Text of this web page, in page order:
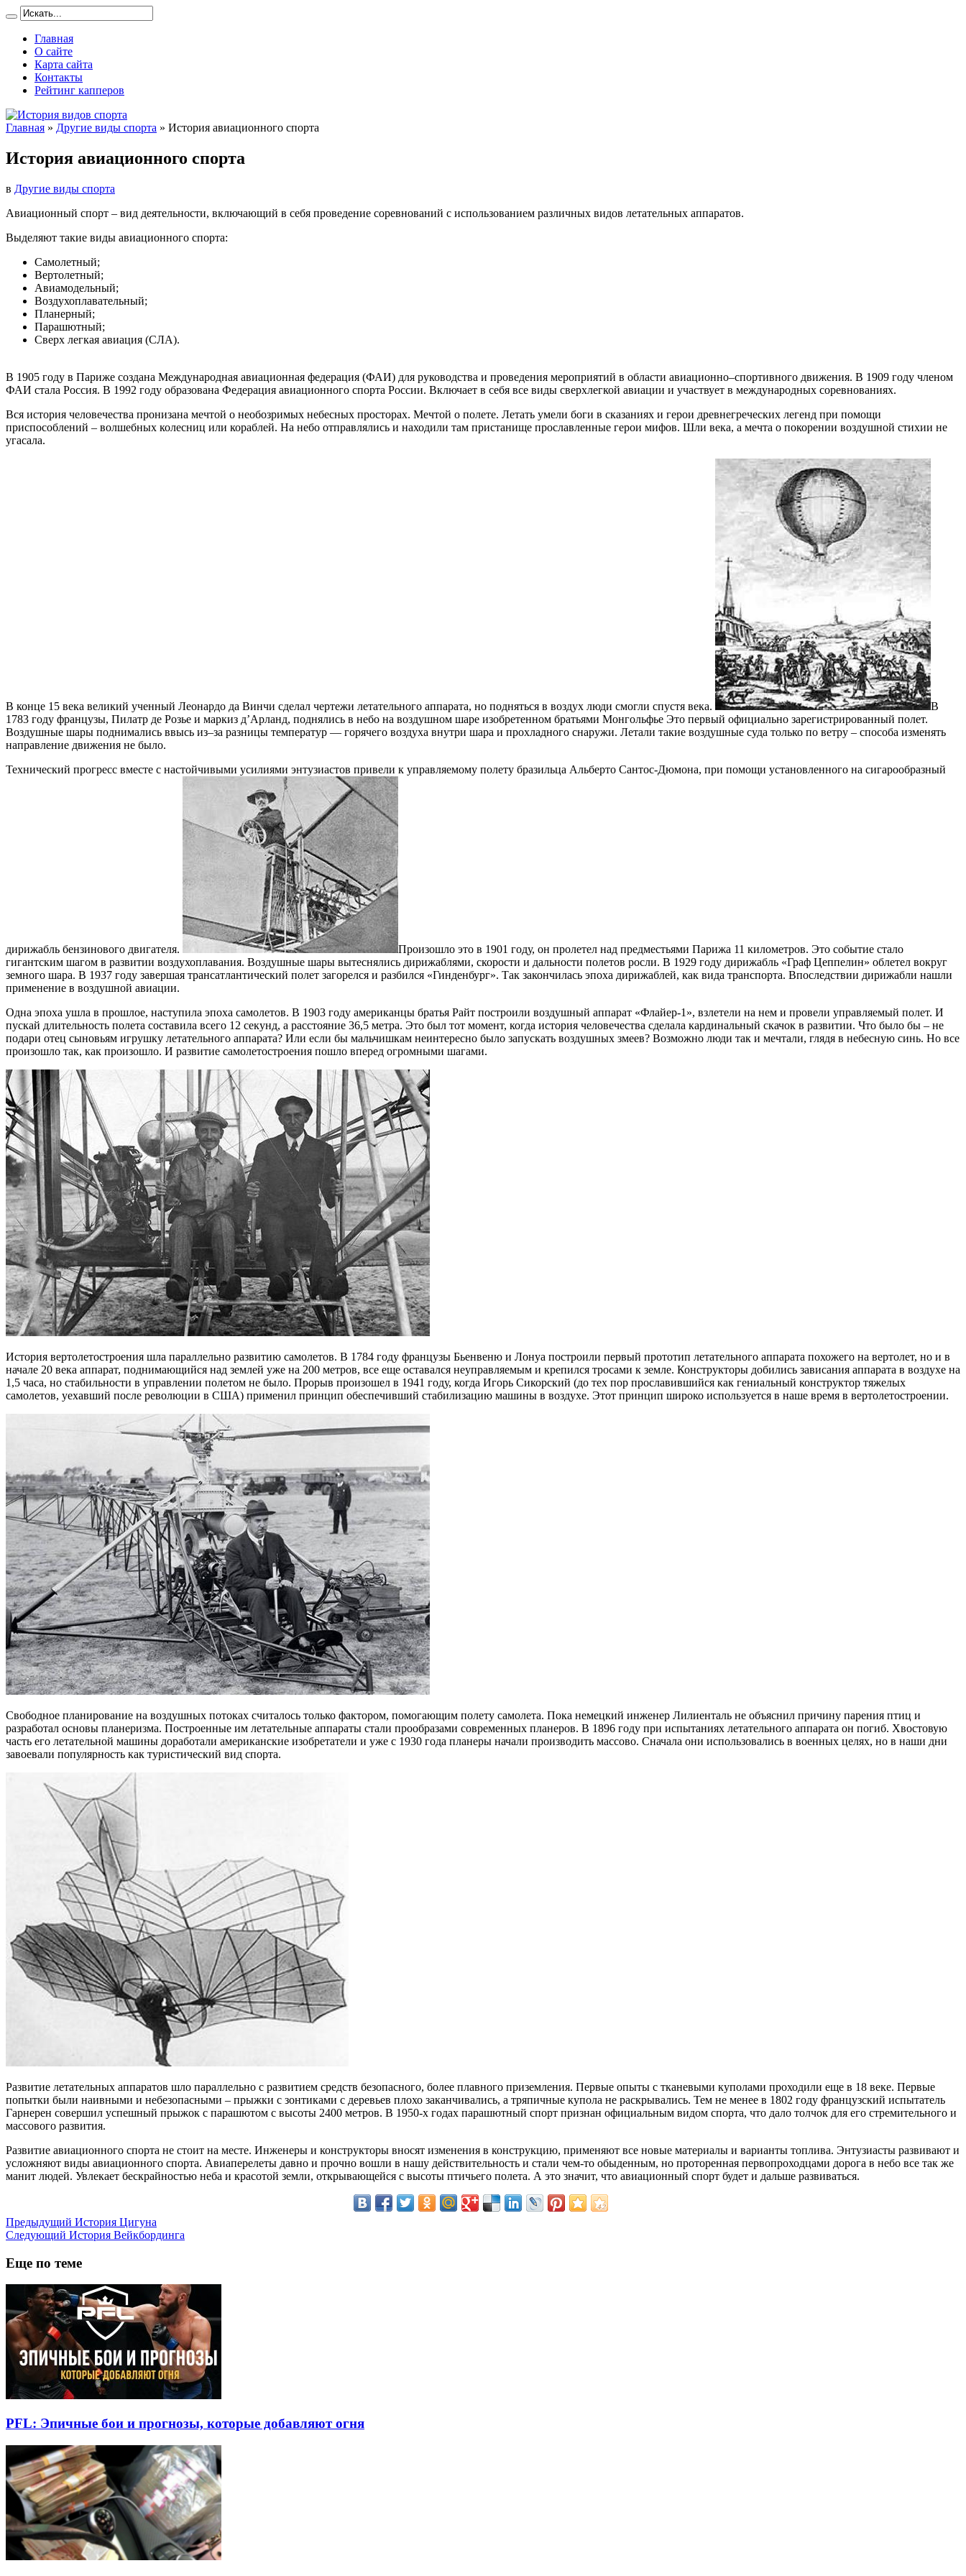
Главная
О сайте
Карта сайта
Контакты
Рейтинг капперов
Главная » Другие виды спорта » История авиационного спорта
История авиационного спорта
в Другие виды спорта
Авиационный спорт – вид деятельности, включающий в себя проведение соревнований с использованием различных видов летательных аппаратов.
Выделяют такие виды авиационного спорта:
Самолетный;
Вертолетный;
Авиамодельный;
Воздухоплавательный;
Планерный;
Парашютный;
Сверх легкая авиация (СЛА).
В 1905 году в Париже создана Международная авиационная федерация (ФАИ) для руководства и проведения мероприятий в области авиационно–спортивного движения. В 1909 году членом
ФАИ стала Россия. В 1992 году образована Федерация авиационного спорта России. Включает в себя все виды сверхлегкой авиации и участвует в международных соревнованиях.
Вся история человечества пронизана мечтой о необозримых небесных просторах. Мечтой о полете. Летать умели боги в сказаниях и герои древнегреческих легенд при помощи
приспособлений – волшебных колесниц или кораблей. На небо отправлялись и находили там пристанище прославленные герои мифов. Шли века, а мечта о покорении воздушной стихии не
угасала.
В конце 15 века великий ученный Леонардо да Винчи сделал чертежи летательного аппарата, но подняться в воздух люди смогли спустя века.
В
1783 году французы, Пилатр де Розье и маркиз д’Арланд, поднялись в небо на воздушном шаре изобретенном братьями Монгольфье Это первый официально зарегистрированный полет.
Воздушные шары поднимались ввысь из–за разницы температур — горячего воздуха внутри шара и прохладного снаружи. Летали такие воздушные суда только по ветру – способа изменять
направление движения не было.
Технический прогресс вместе с настойчивыми усилиями энтузиастов привели к управляемому полету бразильца Альберто Сантос-Дюмона, при помощи установленного на сигарообразный
дирижабль бензинового двигателя.
Произошло это в 1901 году, он пролетел над предместьями Парижа 11 километров. Это событие стало
гигантским шагом в развитии воздухоплавания. Воздушные шары вытеснялись дирижаблями, скорости и дальности полетов росли. В 1929 году дирижабль «Граф Цеппелин» облетел вокруг
земного шара. В 1937 году завершая трансатлантический полет загорелся и разбился «Гинденбург». Так закончилась эпоха дирижаблей, как вида транспорта. Впоследствии дирижабли нашли
применение в воздушной авиации.
Одна эпоха ушла в прошлое, наступила эпоха самолетов. В 1903 году американцы братья Райт построили воздушный аппарат «Флайер-1», взлетели на нем и провели управляемый полет. И
пускай длительность полета составила всего 12 секунд, а расстояние 36,5 метра. Это был тот момент, когда история человечества сделала кардинальный скачок в развитии. Что было бы – не
подари отец сыновьям игрушку летательного аппарата? Или если бы мальчишкам неинтересно было запускать воздушных змеев? Возможно люди так и мечтали, глядя в небесную синь. Но все
произошло так, как произошло. И развитие самолетостроения пошло вперед огромными шагами.
История вертолетостроения шла параллельно развитию самолетов. В 1784 году французы Бьенвеню и Лонуа построили первый прототип летательного аппарата похожего на вертолет, но и в
начале 20 века аппарат, поднимающийся над землей уже на 200 метров, все еще оставался неуправляемым и крепился тросами к земле. Конструкторы добились зависания аппарата в воздухе на
1,5 часа, но стабильности в управлении полетом не было. Прорыв произошел в 1941 году, когда Игорь Сикорский (до тех пор прославившийся как гениальный конструктор тяжелых
самолетов, уехавший после революции в США) применил принцип обеспечивший стабилизацию машины в воздухе. Этот принцип широко используется в наше время в вертолетостроении.
Свободное планирование на воздушных потоках считалось только фактором, помогающим полету самолета. Пока немецкий инженер Лилиенталь не объяснил причину парения птиц и
разработал основы планеризма. Построенные им летательные аппараты стали прообразами современных планеров. В 1896 году при испытаниях летательного аппарата он погиб. Хвостовую
часть его летательной машины доработали американские изобретатели и уже с 1930 года планеры начали производить массово. Сначала они использовались в военных целях, но в наши дни
завоевали популярность как туристический вид спорта.
Развитие летательных аппаратов шло параллельно с развитием средств безопасного, более плавного приземления. Первые опыты с тканевыми куполами проходили еще в 18 веке. Первые
попытки были наивными и небезопасными – прыжки с зонтиками с деревьев плохо заканчивались, а тряпичные купола не раскрывались. Тем не менее в 1802 году французский испытатель
Гарнерен совершил успешный прыжок с парашютом с высоты 2400 метров. В 1950-х годах парашютный спорт признан официальным видом спорта, что дало толчок для его стремительного и
массового развития.
Развитие авиационного спорта не стоит на месте. Инженеры и конструкторы вносят изменения в конструкцию, применяют все новые материалы и варианты топлива. Энтузиасты развивают и
усложняют виды авиационного спорта. Авиаперелеты давно и прочно вошли в нашу действительность и стали чем-то обыденным, но проторенная первопроходцами дорога в небо все так же
манит людей. Увлекает бескрайностью неба и красотой земли, открывающейся с высоты птичьего полета. А это значит, что авиационный спорт будет и дальше развиваться.
Предыдущий История Цигуна
Следующий История Вейкбординга
Еще по теме
PFL: Эпичные бои и прогнозы, которые добавляют огня